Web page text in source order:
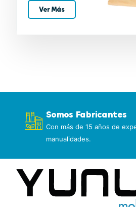
Ver Más
Somos Fabricantes
Con más de 15 años de
manualidades.